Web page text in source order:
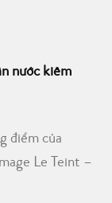
nước kiêm
điểm của
Le Teint –